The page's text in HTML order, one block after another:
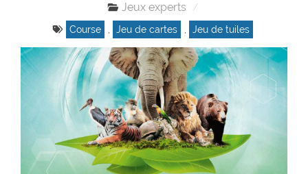
Jeux experts
Course Jeu de cartes Jeu de tuiles